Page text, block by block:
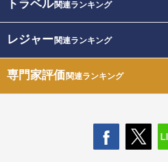
トラベル関連ランキング
レジャー関連ランキング
専門家評価関連ランキング